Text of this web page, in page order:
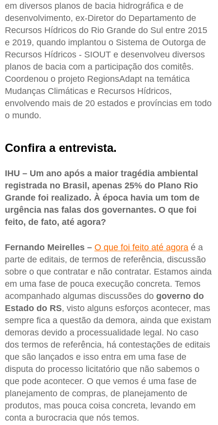
em diversos planos de bacia hidrográfica e de
desenvolvimento, ex-Diretor do Departamento de
Recursos Hídricos do Rio Grande do Sul entre 2015
e 2019, quando implantou o Sistema de Outorga de
Recursos Hídricos - SIOUT e desenvolveu diversos
planos de bacia com a participação dos comitês.
Coordenou o projeto RegionsAdapt na temática
Mudanças Climáticas e Recursos Hídricos,
envolvendo mais de 20 estados e províncias em todo
o mundo.
Confira a entrevista.
IHU – Um ano após a maior tragédia ambiental
registrada no Brasil, apenas 25% do Plano Rio
Grande foi realizado. À época havia um tom de
urgência nas falas dos governantes. O que foi
feito, de fato, até agora?
Fernando Meirelles – O que foi feito até agora é a
parte de editais, de termos de referência, discussão
sobre o que contratar e não contratar. Estamos ainda
em uma fase de pouca execução concreta. Temos
acompanhado algumas discussões do governo do
Estado do RS, visto alguns esforços acontecer, mas
sempre fica a questão da demora, ainda que existam
demoras devido a processualidade legal. No caso
dos termos de referência, há contestações de editais
que são lançados e isso entra em uma fase de
disputa do processo licitatório que não sabemos o
que pode acontecer. O que vemos é uma fase de
planejamento de compras, de planejamento de
produtos, mas pouca coisa concreta, levando em
conta a burocracia que nós temos.